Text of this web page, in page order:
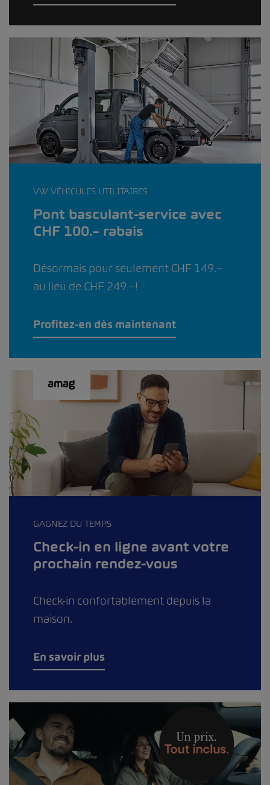
VW VÉHICULES UTILITAIRES
Pont basculant-service avec
CHF 100.– rabais
Désormais pour seulement CHF 149.–
au lieu de CHF 249.–!
Profitez-en dès maintenant
GAGNEZ DU TEMPS
Check-in en ligne avant votre
prochain rendez-vous
Check-in confortablement depuis la
maison.
En savoir plus